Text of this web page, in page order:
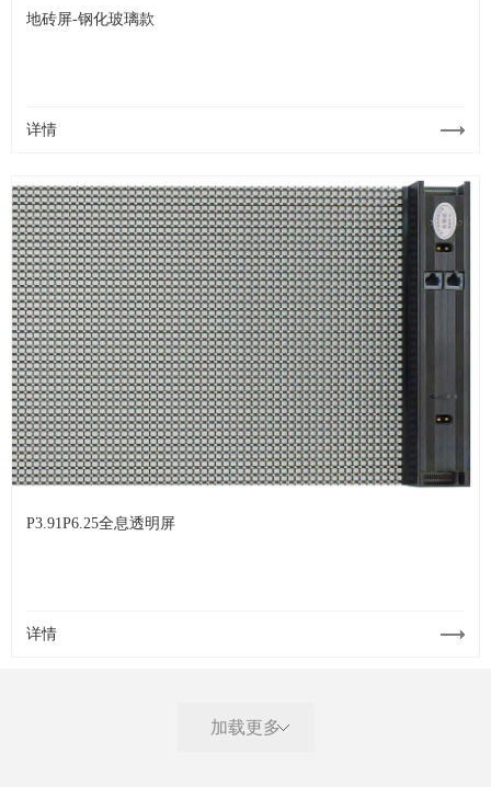
地砖屏-钢化玻璃款
详情
P3.91P6.25全息透明屏
详情
加载更多